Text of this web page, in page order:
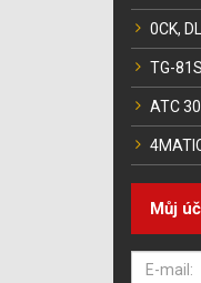
0CK,
TG-
ATC
Můj